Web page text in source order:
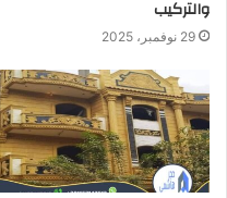
والتركيب
29 نوفمبر، 2025